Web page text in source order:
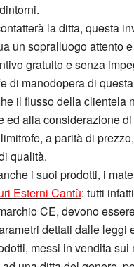
la ditta, questa
un sopralluogo attento
gratuito e senza
di manodopera di
il flusso della clientela
ed alla considerazione
a parità di
qualità.
i suoi prodotti, i
Esterni Cantù: tutti
CE, devono
dettati dalle
messi in vendita